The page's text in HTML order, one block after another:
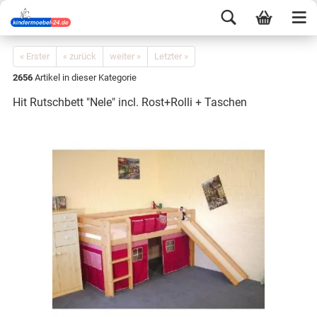
« Erster « zurück weiter »
Letzter »
2656 Artikel in dieser Kategorie
Hit Rutschbett "Nele" incl. Rost+Rolli + Taschen